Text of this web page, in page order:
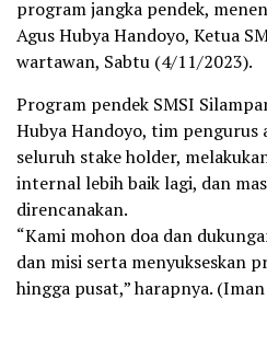
program jangka pendek,
Agus Hubya Handoyo, Ketua
wartawan, Sabtu (4/11/2023).
Program pendek SMSI
Hubya Handoyo, tim pengurus
seluruh stake holder,
internal lebih baik lagi, dan
direncanakan.
“Kami mohon doa dan
dan misi serta menyukseskan
hingga pusat,” harapnya.